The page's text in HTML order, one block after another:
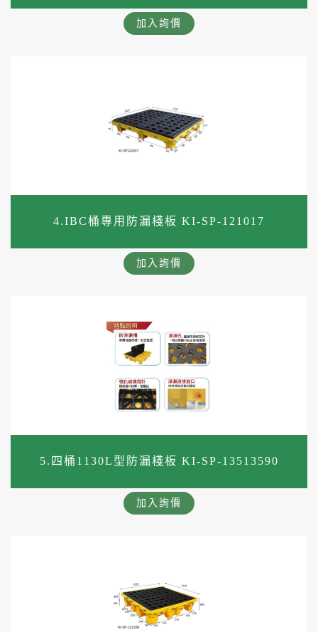
加入詢價
4.IBC桶專用防漏棧板 KI-SP-121017
加入詢價
5.四桶1130L型防漏棧板 KI-SP-13513590
加入詢價